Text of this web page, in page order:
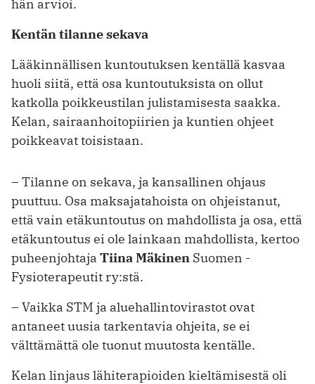
hän arvioi.
Kentän tilanne sekava
Lääkinnällisen kuntoutuksen kentällä kasvaa
huoli siitä, että osa kuntoutuk­sista on ollut
katkolla poikkeustilan julistamisesta saakka.
Kelan, sairaanhoitopiirien ja kuntien ohjeet
poikkeavat toisistaan.
– Tilanne on sekava, ja kansallinen ohjaus
puuttuu. Osa maksajatahoista on ohjeistanut,
että vain etäkuntoutus on mahdollista ja osa, että
etäkuntoutus ei ole lainkaan mahdollista, kertoo
puheenjohtaja Tiina Mäkinen Suomen ­
Fysioterapeutit ry:stä.
– Vaikka STM ja aluehallintovirastot ovat
antaneet uusia tarkentavia ohjeita, se ei
välttämättä ole tuonut muutosta kentälle.
Kelan linjaus lähiterapioiden kieltämisestä oli